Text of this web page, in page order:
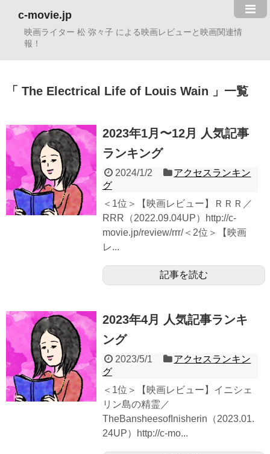
c-movie.jp
映画ライター 松 弥々子 による映画レビューと映画関連情
報！
The Electrical Life of Louis Wain 一覧
2023年1月〜12月 人気記事
ランキング
2024/1/2
アクセスランキン
グ
＜1位＞【映画レビュー】ＲＲＲ／
RRR（2022.09.04UP）http://c-
movie.jp/review/rrr/＜2位＞【映画
レ...
記事を読む
2023年4月 人気記事ランキ
ング
2023/5/1
アクセスランキン
グ
＜1位＞【映画レビュー】イニシェ
リン島の精霊／
TheBansheesofInisherin（2023.01.
24UP）http://c-mo...